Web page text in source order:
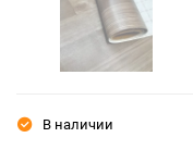
В наличии